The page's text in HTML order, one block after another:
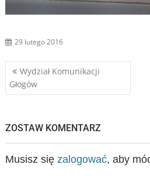
29 lutego 2016
Nawigacja
wpisu
Wydział Komunikacji
Głogów
ZOSTAW KOMENTARZ
Musisz się zalogować, aby